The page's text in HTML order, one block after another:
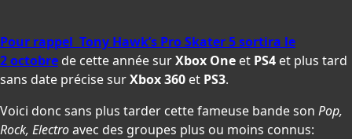
Pour rappel Tony Hawk’s Pro Skater 5 sortira le
2 octobre de cette année surXbox One et PS4 et plus tard
sans date précise surXbox 360 et PS3.
Voici donc sans plus tarder cette fameuse bande son Pop,
Rock, Electroavec des groupes plus ou moins connus: